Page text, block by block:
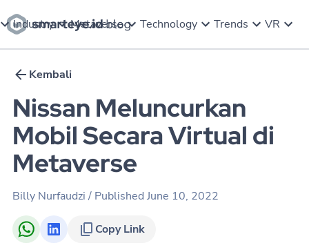
Industry Metaverse Technology Trends VR
Kembali
Nissan Meluncurkan
Mobil Secara Virtual di
Metaverse
Billy Nurfaudzi / Published June 10, 2022
Copy Link